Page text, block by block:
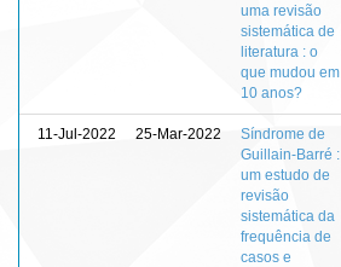
uma revisão
sistemática de
literatura : o
que mudou em
10 anos?
11-Jul-2022 25-Mar-2022
Síndrome de
Guillain-Barré :
um estudo de
revisão
sistemática da
frequência de
casos e